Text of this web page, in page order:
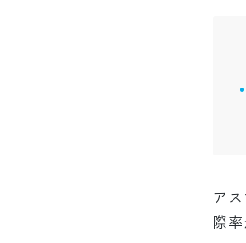
ア
際